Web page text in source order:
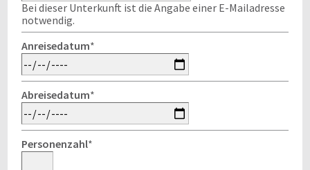
Bei dieser Unterkunft ist die Angabe einer E-Mailadresse
notwendig.
Anreisedatum*
Abreisedatum*
Personenzahl*